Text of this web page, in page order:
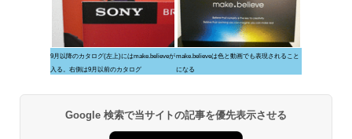
9月以降のカタログ(左上)にはmake.believeが
入る。右側は9月以前のカタログ
make.believeは色と動画でも表現されること
になる
Google 検索で当サイトの記事を優先表示させる